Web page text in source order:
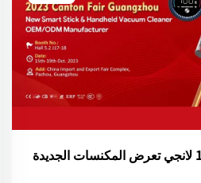
رائع معرض كانتون ال134 لانجي تعرض المكنسات الجديدة